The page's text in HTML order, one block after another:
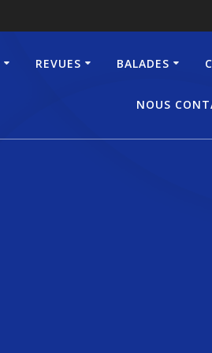
REVUES BALADES
NOUS